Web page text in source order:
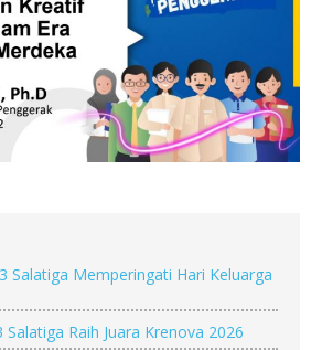
Salatiga Memperingati Hari Keluarga
Salatiga Raih Juara Krenova 2026